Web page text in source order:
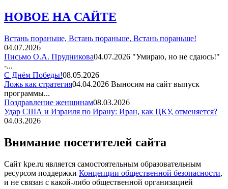
НОВОЕ НА САЙТЕ
Встань пораньше, Встань пораньше, Встань пораньше!
04.07.2026
Письмо О.А. Прудникова04.07.2026 "Умираю, но не сдаюсь!"
-...
С Днём Победы!08.05.2026
Ложь как стратегия04.04.2026 Выносим на сайт выпуск
программы...
Поздравление женщинам08.03.2026
Удар США и Израиля по Ирану: Иран, как ЦКУ, отменяется?
04.03.2026
Внимание посетителей сайта
Сайт kpe.ru является самостоятельным образовательным
ресурсом поддержки Концепции общественной безопасности,
и не связан с какой-либо общественной организацией